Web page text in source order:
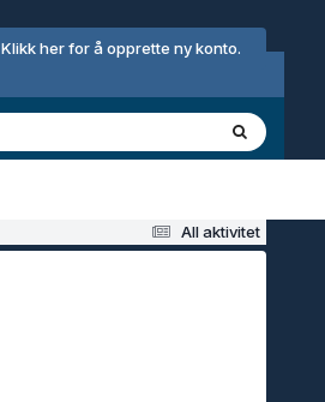
Klikk her for å opprette ny konto.
All aktivitet